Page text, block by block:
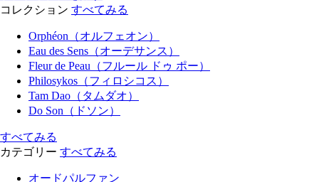
コレクション すべてみる
Orphéon（オルフェオン）
Eau des Sens（オーデサンス）
Fleur de Peau（フルール ドゥ ポー）
Philosykos（フィロシコス）
Tam Dao（タムダオ）
Do Son（ドソン）
すべてみる
カテゴリー すべてみる
オードパルファン